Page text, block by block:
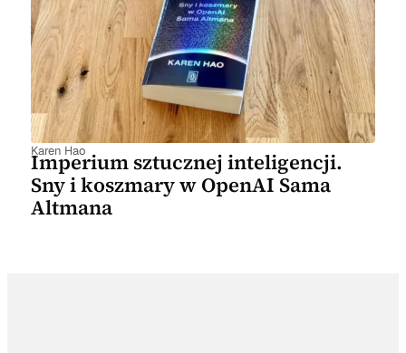
Karen Hao
Imperium sztucznej inteligencji.
Sny i koszmary w OpenAI Sama
Altmana